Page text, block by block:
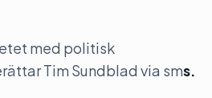
med politisk
Tim Sundblad via sms.